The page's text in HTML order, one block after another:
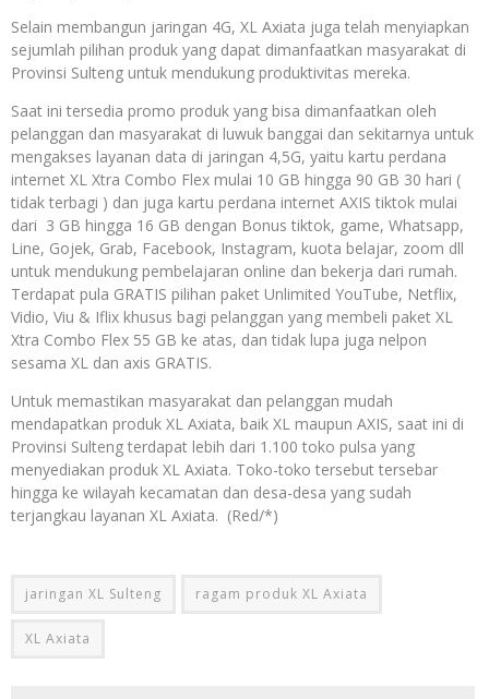
Selain membangun jaringan 4G, XL Axiata juga telah menyiapkan
sejumlah pilihan produk yang dapat dimanfaatkan masyarakat di
Provinsi Sulteng untuk mendukung produktivitas mereka.
Saat ini tersedia promo produk yang bisa dimanfaatkan oleh
pelanggan dan masyarakat di luwuk banggai dan sekitarnya untuk
mengakses layanan data di jaringan 4,5G, yaitu kartu perdana
internet XL Xtra Combo Flex mulai 10 GB hingga 90 GB 30 hari (
tidak terbagi ) dan juga kartu perdana internet AXIS tiktok mulai
dari 3 GB hingga 16 GB dengan Bonus tiktok, game, Whatsapp,
Line, Gojek, Grab, Facebook, Instagram, kuota belajar, zoom dll
untuk mendukung pembelajaran online dan bekerja dari rumah.
Terdapat pula GRATIS pilihan paket Unlimited YouTube, Netflix,
Vidio, Viu & Iflix khusus bagi pelanggan yang membeli paket XL
Xtra Combo Flex 55 GB ke atas, dan tidak lupa juga nelpon
sesama XL dan axis GRATIS.
Untuk memastikan masyarakat dan pelanggan mudah
mendapatkan produk XL Axiata, baik XL maupun AXIS, saat ini di
Provinsi Sulteng terdapat lebih dari 1.100 toko pulsa yang
menyediakan produk XL Axiata. Toko-toko tersebut tersebar
hingga ke wilayah kecamatan dan desa-desa yang sudah
terjangkau layanan XL Axiata. (Red/*)
jaringan XL Sulteng ragam produk XL Axiata
XL Axiata